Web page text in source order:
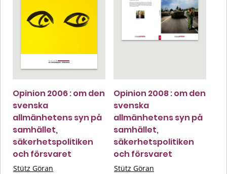
Opinion 2006 : om den
svenska
allmänhetens syn på
samhället,
säkerhetspolitiken
och försvaret
Stütz Göran
Opinion 2008 : om den
svenska
allmänhetens syn på
samhället,
säkerhetspolitiken
och försvaret
Stütz Göran